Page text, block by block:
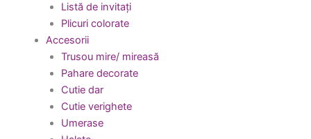
Listă de invitați
Plicuri colorate
Accesorii
Trusou mire/ mireasă
Pahare decorate
Cutie dar
Cutie verighete
Umerase